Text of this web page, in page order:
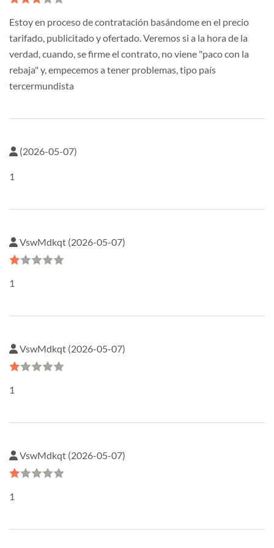
Estoy en proceso de contratación basándome en el precio
tarifado, publicitado y ofertado. Veremos si a la hora de la
verdad, cuando, se firme el contrato, no viene "paco con la
rebaja" y, empecemos a tener problemas, tipo país
tercermundista
(2026-05-07)
1
VswMdkqt (2026-05-07)
1
VswMdkqt (2026-05-07)
1
VswMdkqt (2026-05-07)
1